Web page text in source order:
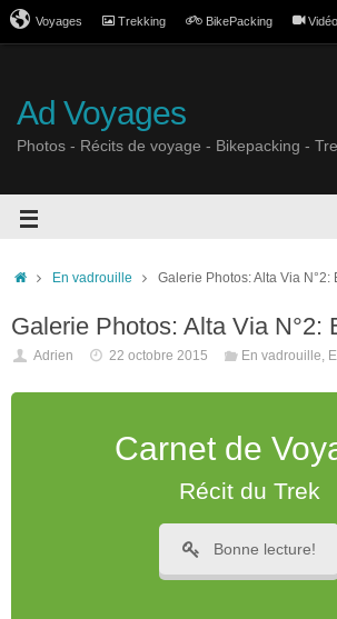
Voyages Trekking BikePacking
Ad Voyages
Photos - Récits de voyage - Bikepacking -
En vadrouille Galerie Photos: Alta Via N°2:
Galerie Photos: Alta Via N°2:
Adrien 22 octobre 2015 En vadrouille,
Carnet de
Récit du Trek
Bonne lecture!